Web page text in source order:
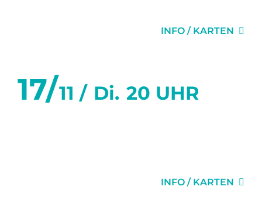
INFO / KARTEN
17/11 / Di. 20 UHR
INFO / KARTEN